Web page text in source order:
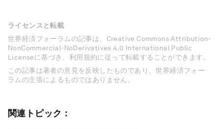
ライセンスと転載
世界経済フォーラムの記事は、Creative Commons Attribution-
NonCommercial-NoDerivatives 4.0 International Public
Licenseに基づき、利用規約に従って転載することができます。
この記事は著者の意見を反映したものであり、世界経済フォー
ラムの主張によるものではありません。
関連トピック：